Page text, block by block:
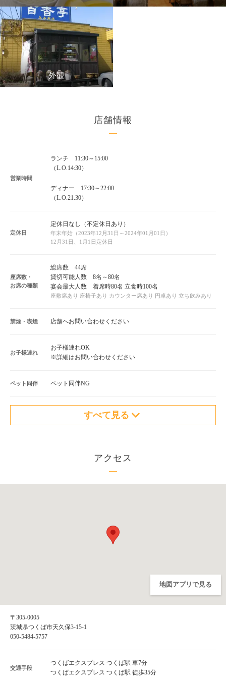
外観
店舗情報
営業時間
ランチ 11:30～15:00
（L.O.14:30）
ディナー 17:30～22:00
（L.O.21:30）
定休日
定休日なし（不定休日あり）
年末年始（2023年12月31日～2024年01月01日）
12月31日、1月1日定休日
座席数・
お席の種類
総席数 44席
貸切可能人数 8名～80名
宴会最大人数 着席時80名 立食時100名
座敷席あり 座椅子あり カウンター席あり 円卓あり 立ち飲みあり
禁煙・喫煙 店舗へお問い合わせください
お子様連れ
お子様連れOK
※詳細はお問い合わせください
ペット同伴 ペット同伴NG
すべて見る
アクセス
地図アプリで見る
〒305-0005
茨城県つくば市天久保3-15-1
050-5484-5757
交通手段
つくばエクスプレス つくば駅 車7分
つくばエクスプレス つくば駅 徒歩35分